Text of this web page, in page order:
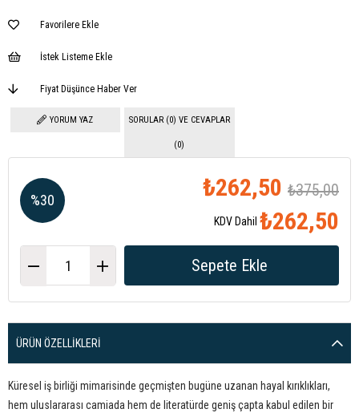
Favorilere Ekle
İstek Listeme Ekle
Fiyat Düşünce Haber Ver
YORUM YAZ SORULAR (0) VE CEVAPLAR
(0)
%30
İndirim
₺375,00
₺262,50
KDV Dahil ₺262,50
ÜRÜN ÖZELLIKLERI
Küresel iş birliği mimarisinde geçmişten bugüne uzanan hayal kırıklıkları,
hem uluslararası camiada hem de literatürde geniş çapta kabul edilen bir